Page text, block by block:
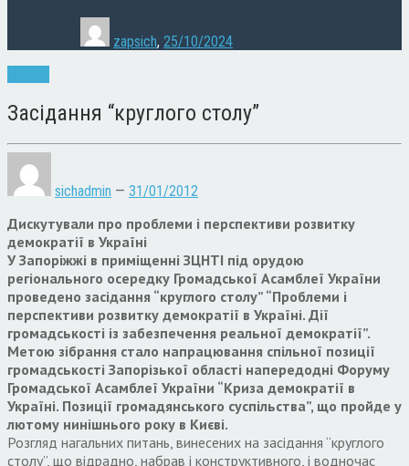
zapsich, 25/10/2024
Засідання “круглого столу”
sichadmin — 31/01/2012
Дискутували про проблеми і перспективи розвитку
демократії в Україні
У Запоріжжі в приміщенні ЗЦНТІ під орудою
регіонального осередку Громадської Асамблеї України
проведено засідання “круглого столу” “Проблеми і
перспективи розвитку демократії в Україні. Дії
громадськості із забезпечення реальної демократії”.
Метою зібрання стало напрацювання спільної позиції
громадськості Запорізької області напередодні Форуму
Громадської Асамблеї України “Криза демократії в
Україні. Позиції громадянського суспільства”, що пройде у
лютому нинішнього року в Києві.
Розгляд нагальних питань, винесених на засідання “круглого
столу”, що відрадно, набрав і конструктивного, і водночас